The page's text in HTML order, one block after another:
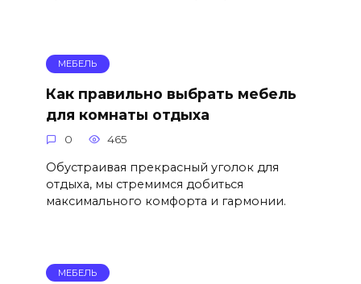
МЕБЕЛЬ
Как правильно выбрать мебель
для комнаты отдыха
0 465
Обустраивая прекрасный уголок для
отдыха, мы стремимся добиться
максимального комфорта и гармонии.
МЕБЕЛЬ